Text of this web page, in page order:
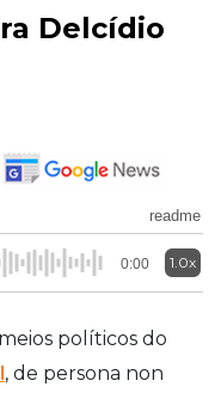
Delcídio
readme
0:00 1.0x
políticos do
, de persona non